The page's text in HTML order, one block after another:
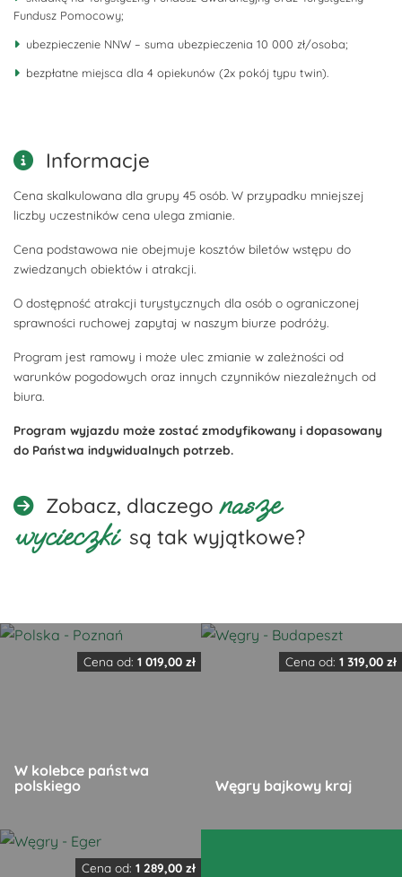
Fundusz Pomocowy;
ubezpieczenie NNW – suma ubezpieczenia 10 000 zł/osoba;
bezpłatne miejsca dla 4 opiekunów (2x pokój typu twin).
Informacje
Cena skalkulowana dla grupy 45 osób. W przypadku mniejszej
liczby uczestników cena ulega zmianie.
Cena podstawowa nie obejmuje kosztów biletów wstępu do
zwiedzanych obiektów i atrakcji.
O dostępność atrakcji turystycznych dla osób o ograniczonej
sprawności ruchowej zapytaj w naszym biurze podróży.
Program jest ramowy i może ulec zmianie w zależności od
warunków pogodowych oraz innych czynników niezależnych od
biura.
Program wyjazdu może zostać zmodyfikowany i dopasowany
do Państwa indywidualnych potrzeb.
Zobacz, dlaczego nasze
wycieczki są tak wyjątkowe?
W kolebce państwa
polskiego
Cena od: 1 019,00 zł
Ten
Węgry bajkowy kraj
Cena od: 1 319,00 zł
produkt
Cena od: 1 289,00 zł